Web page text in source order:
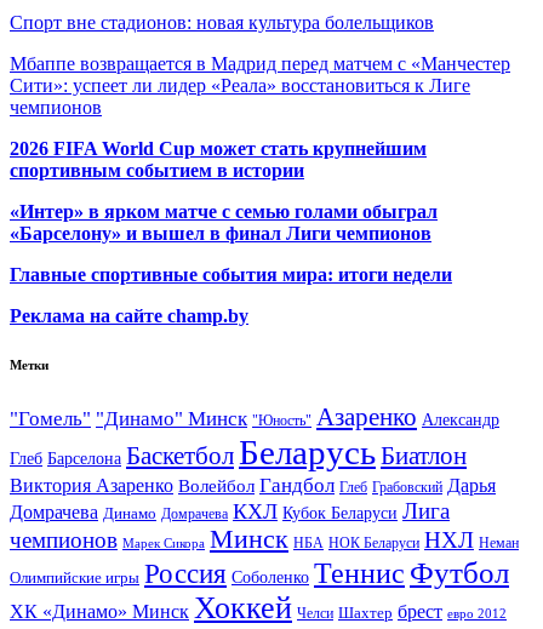
Спорт вне стадионов: новая культура болельщиков
Мбаппе возвращается в Мадрид перед матчем с «Манчестер
Сити»: успеет ли лидер «Реала» восстановиться к Лиге
чемпионов
2026 FIFA World Cup может стать крупнейшим
спортивным событием в истории
«Интер» в ярком матче с семью голами обыграл
«Барселону» и вышел в финал Лиги чемпионов
Главные спортивные события мира: итоги недели
Реклама на сайте champ.by
Метки
"Гомель" "Динамо" Минск "Юность" Азаренко Александр
Глеб Барселона Баскетбол БеларусьБиатлон
Виктория Азаренко Волейбол Гандбол Глеб Грабовский Дарья
Домрачева Динамо Домрачева КХЛ Кубок Беларуси Лига
чемпионов Марек Сикора Минск НБА НОК Беларуси НХЛ Неман
Олимпийские игры Россия Соболенко Теннис Футбол
ХК «Динамо» Минск Хоккей Челси Шахтер брест евро 2012